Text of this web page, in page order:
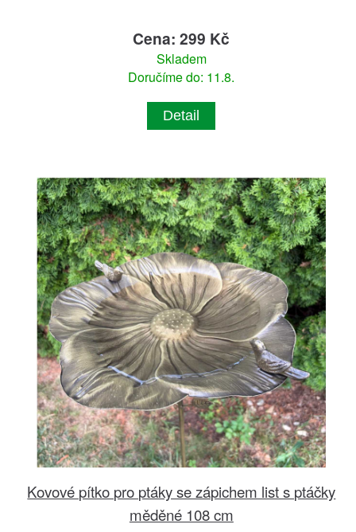
Cena: 299 Kč
Skladem
Doručíme do: 11.8.
Detail
Kovové pítko pro ptáky se zápichem list s ptáčky
měděné 108 cm